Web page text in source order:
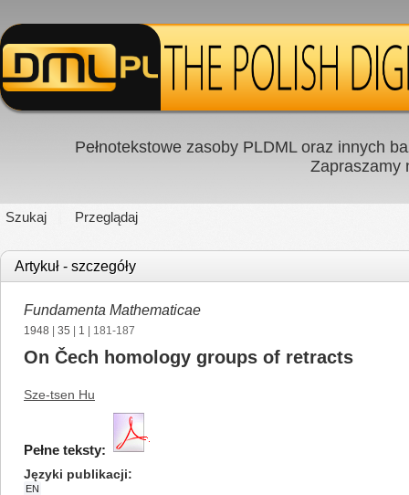
Pełnotekstowe zasoby PLDML oraz innych
Zapraszamy
Szukaj Przeglądaj
Artykuł - szczegóły
Fundamenta Mathematicae
1948 35 1 | 181-187
On Čech homology groups of retracts
Sze-tsen Hu
Pełne teksty:
Języki publikacji
EN